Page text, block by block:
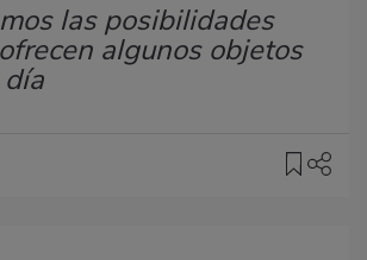
las posibilidades
algunos objetos